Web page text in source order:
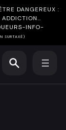
DANGEREUX :
ADDICTION…
INFO-
SURTAXÉ)